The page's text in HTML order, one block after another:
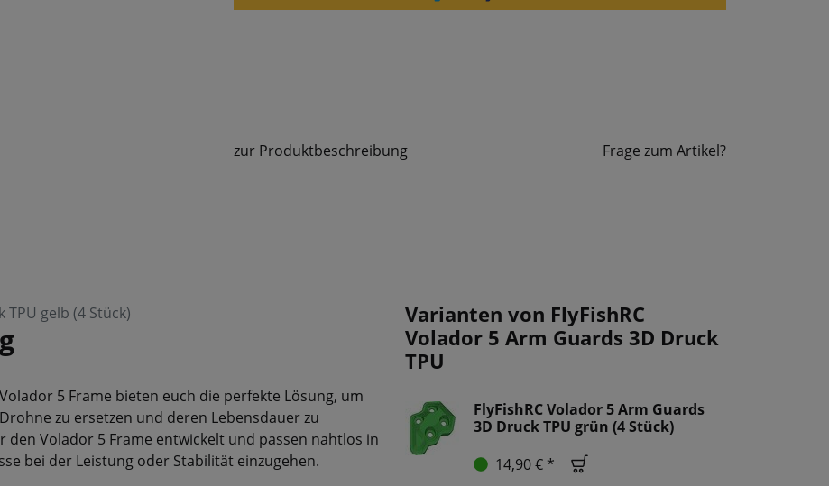
zur Produktbeschreibung Frage zum Artikel?
TPU gelb (4 Stück)
5 Frame bieten euch die perfekte Lösung, um
zu ersetzen und deren Lebensdauer zu
den Volador 5 Frame entwickelt und passen nahtlos in
bei der Leistung oder Stabilität einzugehen.
Varianten von FlyFishRC
Volador 5 Arm Guards 3D Druck
TPU
FlyFishRC Volador 5 Arm Guards
3D Druck TPU grün (4 Stück)
14,90 € *